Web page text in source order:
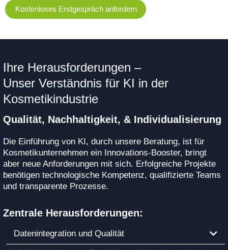
Kostenloses Erstgespräch anfordern
Ihre Herausforderungen –
Unser Verständnis für KI in der
Kosmetikindustrie
Qualität, Nachhaltigkeit, & Individualisierung
Die Einführung von KI, durch unsere Beratung, ist für
Kosmetikunternehmen ein Innovations-Booster, bringt
aber neue Anforderungen mit sich. Erfolgreiche Projekte
benötigen technologische Kompetenz, qualifizierte Teams
und transparente Prozesse.
Zentrale Herausforderungen:
Datenintegration und Qualität